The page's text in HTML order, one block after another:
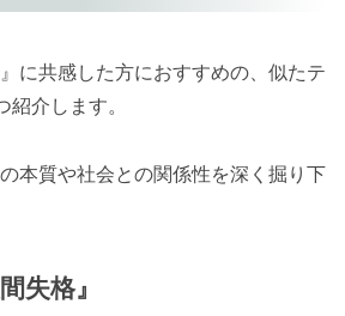
に共感した方におすすめの、似たテ
介します。
本質や社会との関係性を深く掘り下
失格』